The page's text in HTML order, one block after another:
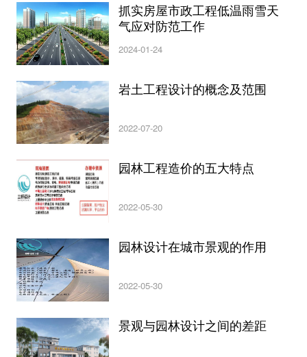
抓实房屋市政工程低温雨雪天
气应对防范工作
2024-01-24
岩土工程设计的概念及范围
2022-07-20
园林工程造价的五大特点
2022-05-30
园林设计在城市景观的作用
2022-05-30
景观与园林设计之间的差距